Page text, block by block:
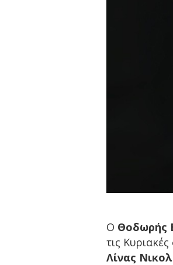
Ο Θοδωρής
τις
Λίνας